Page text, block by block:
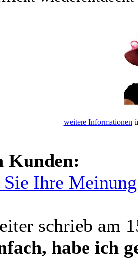
weitere Informationen
Kunden:
Sie Ihre
schrieb am
habe ich